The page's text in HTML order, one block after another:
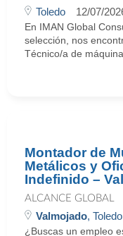
Toledo 12/07/
En IMAN Global
selección, nos
Técnico/a de
Montador de
Metálicos y
Indefinido –
ALCANCE GLOBAL
Valmojado, Toledo
¿Buscas un empleo